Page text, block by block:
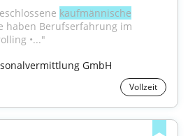
kaufmännische
haben Berufserfahrung im
•..."
GmbH
Vollzeit